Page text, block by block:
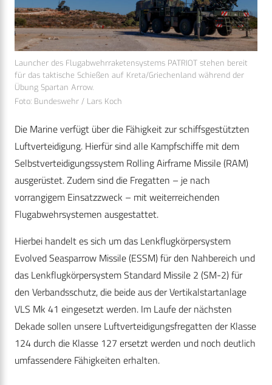
Launcher des Flugabwehrraketensystems PATRIOT stehen bereit
für das taktische Schießen auf Kreta/Griechenland während der
Übung Spartan Arrow.
Foto: Bundeswehr / Lars Koch
Die Marine verfügt über die Fähigkeit zur schiffsgestützten
Luftverteidigung. Hierfür sind alle Kampfschiffe mit dem
Selbstverteidigungssystem Rolling Airframe Missile (RAM)
ausgerüstet. Zudem sind die Fregatten – je nach
vorrangigem Einsatzzweck – mit weiterreichenden
Flugabwehrsystemen ausgestattet.
Hierbei handelt es sich um das Lenkflugkörpersystem
Evolved Seasparrow Missile (ESSM) für den Nahbereich und
das Lenkflugkörpersystem Standard Missile 2 (SM-2) für
den Verbandsschutz, die beide aus der Vertikalstartanlage
VLS Mk 41 eingesetzt werden. Im Laufe der nächsten
Dekade sollen unsere Luftverteidigungsfregatten der Klasse
124 durch die Klasse 127 ersetzt werden und noch deutlich
umfassendere Fähigkeiten erhalten.